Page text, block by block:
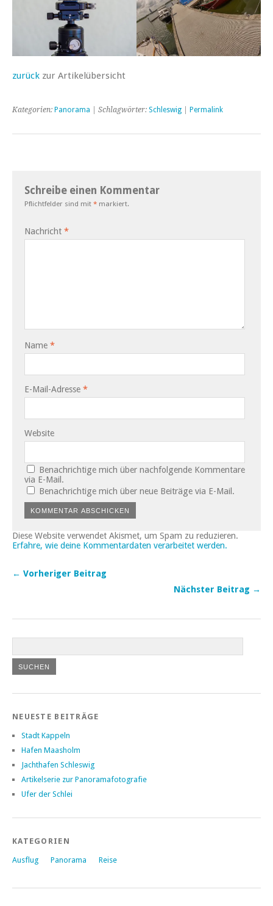
zurück zur Artikelübersicht
Kategorien: Panorama | Schlagwörter: Schleswig Permalink
Schreibe einen Kommentar
Pflichtfelder sind mit * markiert.
Nachricht *
Name *
E-Mail-Adresse *
Website
Benachrichtige mich über nachfolgende Kommentare
via E-Mail.
Benachrichtige mich über neue Beiträge via E-Mail.
Diese Website verwendet Akismet, um Spam zu reduzieren.
Erfahre, wie deine Kommentardaten verarbeitet werden.
← Vorheriger Beitrag
Nächster Beitrag →
NEUESTE BEITRÄGE
Stadt Kappeln
Hafen Maasholm
Jachthafen Schleswig
Artikelserie zur Panoramafotografie
Ufer der Schlei
KATEGORIEN
Ausflug Panorama Reise